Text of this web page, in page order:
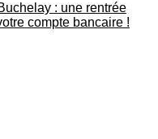
: une rentrée
compte bancaire !